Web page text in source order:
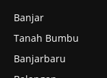
Banjar
Tanah Bumbu
Banjarbaru